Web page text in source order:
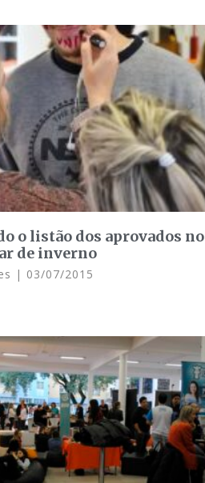
o listão dos aprovados no
de inverno
03/07/2015